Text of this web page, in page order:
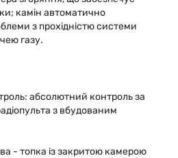
камін автоматично
з прохідністю системи
газу.
абсолютний контроль за
з вбудованим
- топка із закритою камерою